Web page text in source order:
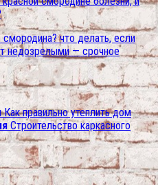
что делать, если
недозрелыми — срочное
Как правильно утеплить дом
Строительство каркасного